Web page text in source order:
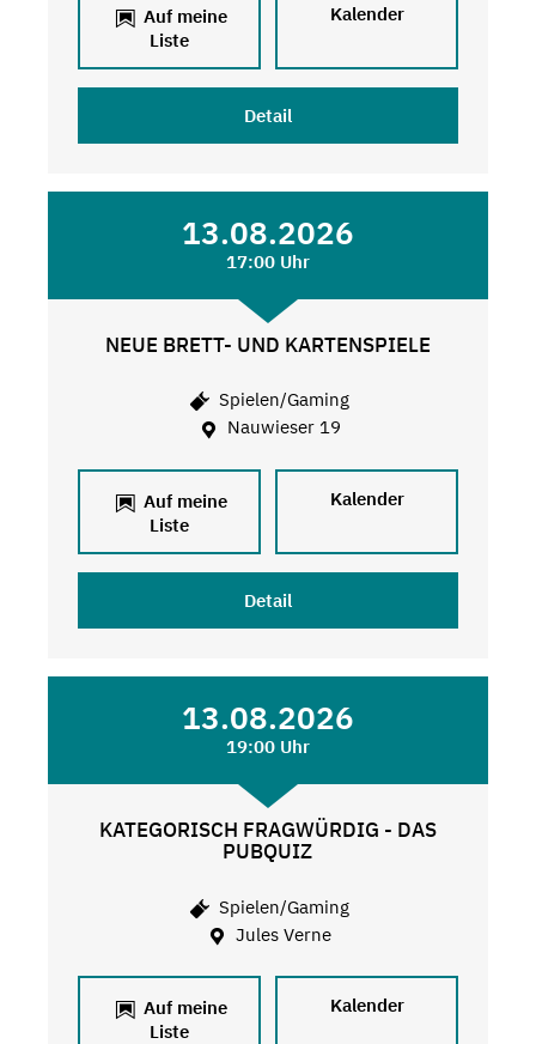
Auf meine
Liste
Kalender
Detail
13.08.2026
17:00 Uhr
NEUE BRETT- UND KARTENSPIELE
Spielen/Gaming
Nauwieser 19
Auf meine
Liste
Kalender
Detail
13.08.2026
19:00 Uhr
KATEGORISCH FRAGWÜRDIG - DAS
PUBQUIZ
Spielen/Gaming
Jules Verne
Auf meine
Liste
Kalender